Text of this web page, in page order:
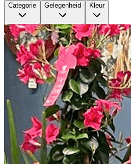
Categorie Gelegenheid Kleur